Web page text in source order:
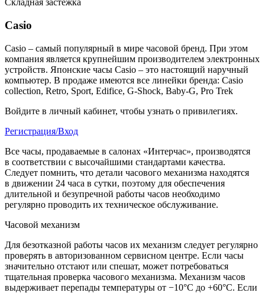
Складная застежка
Casio
Casio – самый популярный в мире часовой бренд. При этом
компания является крупнейшим производителем электронных
устройств. Японские часы Casio – это настоящий наручный
компьютер. В продаже имеются все линейки бренда: Casio
collection, Retro, Sport, Edifice, G-Shock, Baby-G, Pro Trek
Войдите в личный кабинет, чтобы узнать о привилегиях.
Регистрация/Вход
Все часы, продаваемые в салонах «Интерчас», производятся
в соответствии с высочайшими стандартами качества.
Следует помнить, что детали часового механизма находятся
в движении 24 часа в сутки, поэтому для обеспечения
длительной и безупречной работы часов необходимо
регулярно проводить их техническое обслуживание.
Часовой механизм
Для безотказной работы часов их механизм следует регулярно
проверять в авторизованном сервисном центре. Если часы
значительно отстают или спешат, может потребоваться
тщательная проверка часового механизма. Механизм часов
выдерживает перепады температуры от −10°C до +60°C. Если